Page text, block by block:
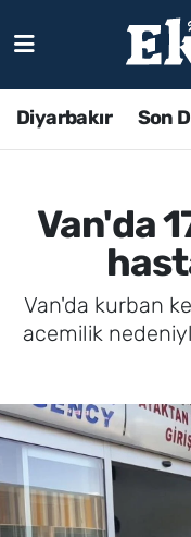
Diyarbakır Son
Van'da
Van'da kurban
acemilik